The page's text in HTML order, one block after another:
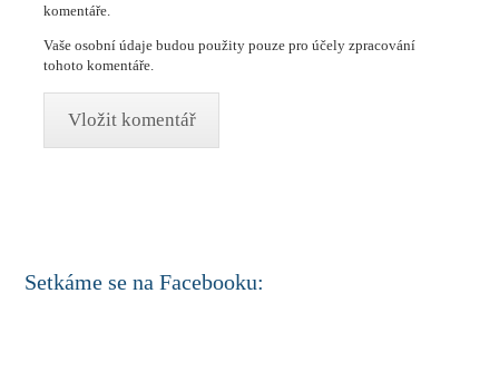
komentáře.
Vaše osobní údaje budou použity pouze pro účely zpracování
tohoto komentáře.
Setkáme se na Facebooku: